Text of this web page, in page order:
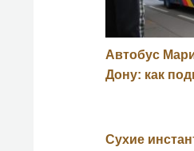
Автобус
Дону: как
Сухие